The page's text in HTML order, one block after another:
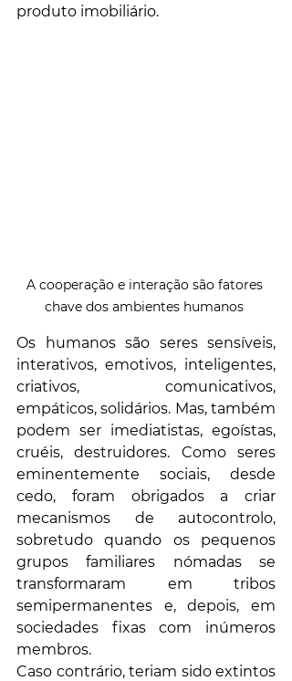
produto imobiliário.
A cooperação e interação são fatores
chave dos ambientes humanos
Os humanos são seres sensíveis,
interativos, emotivos, inteligentes,
criativos, comunicativos,
empáticos, solidários. Mas, também
podem ser imediatistas, egoístas,
cruéis, destruidores. Como seres
eminentemente sociais, desde
cedo, foram obrigados a criar
mecanismos de autocontrolo,
sobretudo quando os pequenos
grupos familiares nómadas se
transformaram em tribos
semipermanentes e, depois, em
sociedades fixas com inúmeros
membros.
Caso contrário, teriam sido extintos